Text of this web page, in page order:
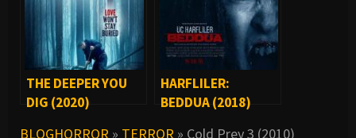
THE DEEPER YOU
DIG (2020)
HARFLILER:
BEDDUA (2018)
BLOGHORROR » TERROR » Cold Prey 3 (2010)